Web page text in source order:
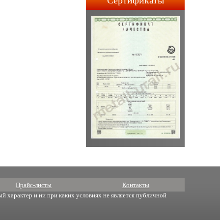
строительства АПЛ 4-го и
5-го поколений.
Прайс-листы Контакты
характер и ни при каких условиях не является публичной